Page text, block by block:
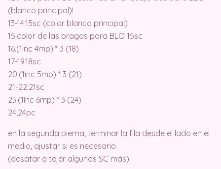
(blanco principal)!
13-14.15sc (color blanco principal)
15.color de las bragas para BLO 15sc
16.(1inc 4mp) * 3 (18)
17-19.18sc
20.(1inc 5mp) * 3 (21)
21-22.21sc
23.(1inc 6mp) * 3 (24)
24,24pc
en la segunda pierna, terminar la fila desde el lado en el
medio, ajustar si es necesario
(desatar o tejer algunos SC más)